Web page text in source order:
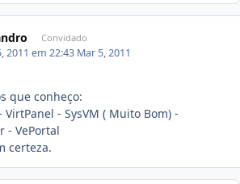
Convidado
2011 em 22:43 Mar 5, 2011
que conheço:
VirtPanel - SysVM ( Muito Bom) -
- VePortal
certeza.